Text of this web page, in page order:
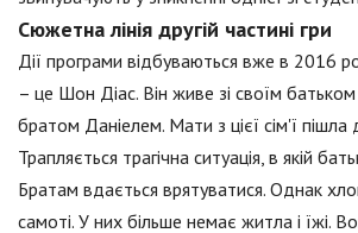
Сюжетна лінія другій частині гри
Дії програми відбуваються вже в 2016
– це Шон Діас. Він живе зі своїм
братом Даніелем. Мати з цієї сім'ї
Трапляється трагічна ситуація, в якій
Братам вдається врятуватися. Однак
самоті. У них більше немає житла і їжі.